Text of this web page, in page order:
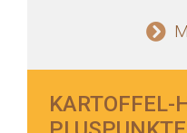
KARTOFFEL-